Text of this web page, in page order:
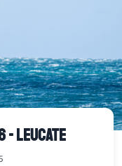
- Leucate